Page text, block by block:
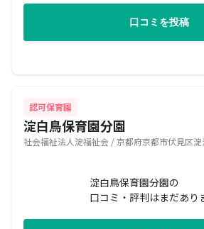
口コミを投稿
認可保育園
淀白鳥保育園分園
社会福祉法人淀福祉会 / 京都府京都市伏見区
淀白鳥保育園分園の
口コミ・評判はまだあり